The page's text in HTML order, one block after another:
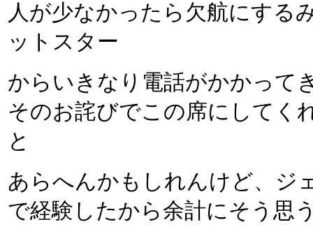
人が少なかったら欠航にする
ットスター
からいきなり電話がかかって
そのお詫びでこの席にしてく
と
あらへんかもしれんけど、ジ
で経験したから余計にそう思